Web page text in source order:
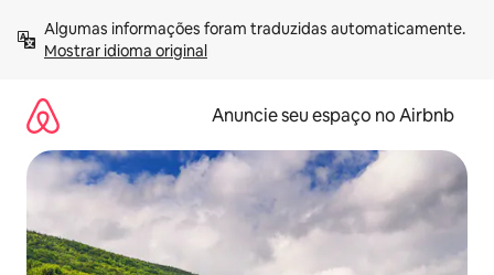
para
Mostrar idioma original
Anuncie seu espaço no Airbnb